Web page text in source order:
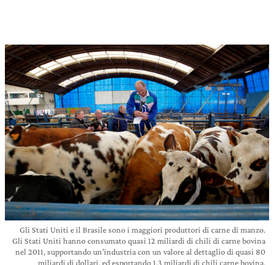
Gli Stati Uniti e il Brasile sono i maggiori produttori di carne di manzo.
Gli Stati Uniti hanno consumato quasi 12 miliardi di chili di carne bovina
nel 2011, supportando un’industria con un valore al dettaglio di quasi 80
miliardi di dollari, ed esportando 1,3 miliardi di chili carne bovina,